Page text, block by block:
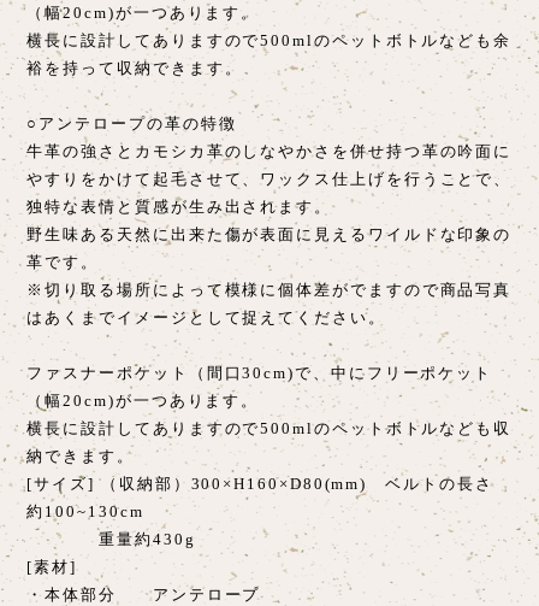
（幅20cm)が一つあります。
横長に設計してありますので500mlのペットボトルなども余
裕を持って収納できます。
○アンテロープの革の特徴
牛革の強さとカモシカ革のしなやかさを併せ持つ革の吟面に
やすりをかけて起毛させて、ワックス仕上げを行うことで、
独特な表情と質感が生み出されます。
野生味ある天然に出来た傷が表面に見えるワイルドな印象の
革です。
※切り取る場所によって模様に個体差がでますので商品写真
はあくまでイメージとして捉えてください。
ファスナーポケット（間口30cm)で、中にフリーポケット
（幅20cm)が一つあります。
横長に設計してありますので500mlのペットボトルなども収
納できます。
[サイズ] （収納部）300×H160×D80(mm) ベルトの長さ
約100~130cm
重量約430g
[素材]
・本体部分 アンテロープ